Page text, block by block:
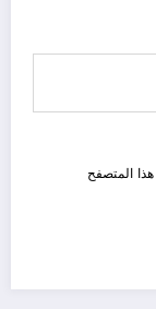
المتصفح